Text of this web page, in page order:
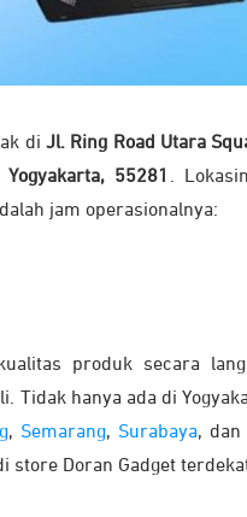
di Jl. Ring Road Utara
55281 .
jam operasionalnya:
produk secara
Tidak hanya ada di
, Semarang, Surabaya, dan
store Doran Gadget